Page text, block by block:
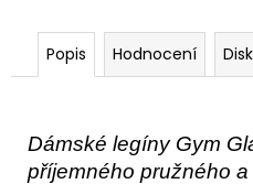
Popis Hodnocení
Dámské legíny Gym
příjemného pružného